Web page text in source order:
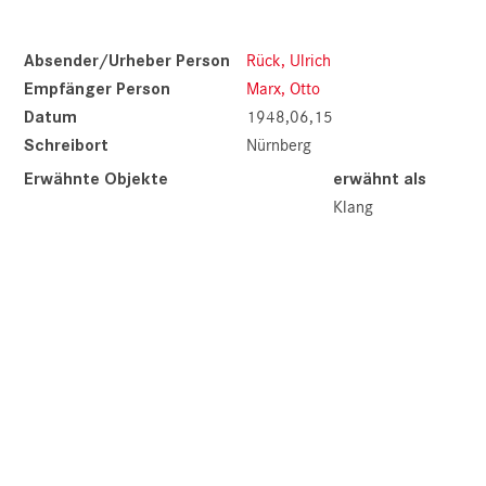
Absender/Urheber Person Rück, Ulrich
Empfänger Person Marx, Otto
Datum 1948,06,15
Schreibort Nürnberg
Erwähnte Objekte erwähnt als
Klang